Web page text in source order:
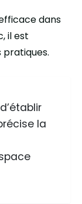
dans
il est
pratiques.
la